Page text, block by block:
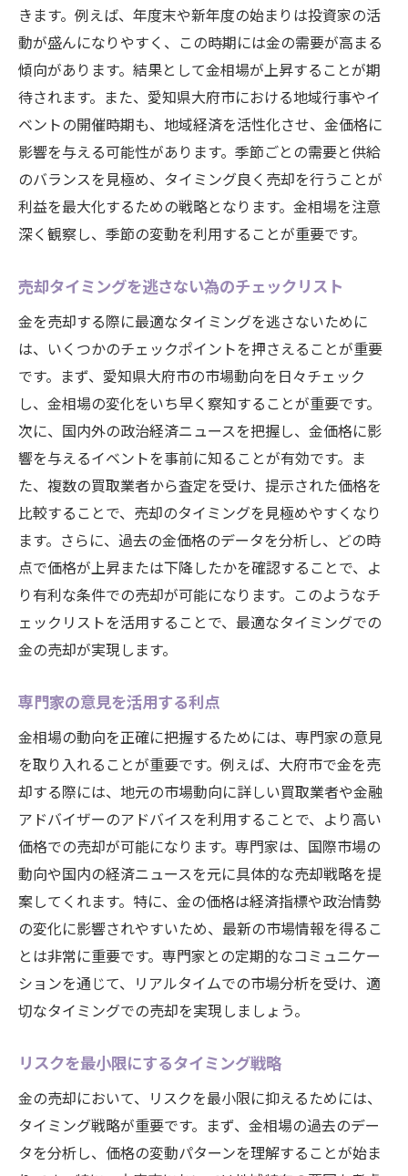
きます。例えば、年度末や新年度の始まりは投資家の活
動が盛んになりやすく、この時期には金の需要が高まる
傾向があります。結果として金相場が上昇することが期
待されます。また、愛知県大府市における地域行事やイ
ベントの開催時期も、地域経済を活性化させ、金価格に
影響を与える可能性があります。季節ごとの需要と供給
のバランスを見極め、タイミング良く売却を行うことが
利益を最大化するための戦略となります。金相場を注意
深く観察し、季節の変動を利用することが重要です。
売却タイミングを逃さない為のチェックリスト
金を売却する際に最適なタイミングを逃さないために
は、いくつかのチェックポイントを押さえることが重要
です。まず、愛知県大府市の市場動向を日々チェック
し、金相場の変化をいち早く察知することが重要です。
次に、国内外の政治経済ニュースを把握し、金価格に影
響を与えるイベントを事前に知ることが有効です。ま
た、複数の買取業者から査定を受け、提示された価格を
比較することで、売却のタイミングを見極めやすくなり
ます。さらに、過去の金価格のデータを分析し、どの時
点で価格が上昇または下降したかを確認することで、よ
り有利な条件での売却が可能になります。このようなチ
ェックリストを活用することで、最適なタイミングでの
金の売却が実現します。
専門家の意見を活用する利点
金相場の動向を正確に把握するためには、専門家の意見
を取り入れることが重要です。例えば、大府市で金を売
却する際には、地元の市場動向に詳しい買取業者や金融
アドバイザーのアドバイスを利用することで、より高い
価格での売却が可能になります。専門家は、国際市場の
動向や国内の経済ニュースを元に具体的な売却戦略を提
案してくれます。特に、金の価格は経済指標や政治情勢
の変化に影響されやすいため、最新の市場情報を得るこ
とは非常に重要です。専門家との定期的なコミュニケー
ションを通じて、リアルタイムでの市場分析を受け、適
切なタイミングでの売却を実現しましょう。
リスクを最小限にするタイミング戦略
金の売却において、リスクを最小限に抑えるためには、
タイミング戦略が重要です。まず、金相場の過去のデー
タを分析し、価格の変動パターンを理解することが始ま